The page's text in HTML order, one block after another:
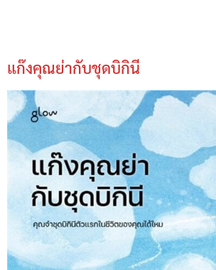
แก๊งคุณย่ากับชุดบิกินี